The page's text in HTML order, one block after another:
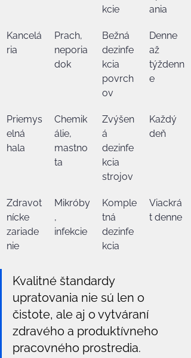
kcie
ania
Kancelá
ria
Prach,
neporia
dok
Bežná
dezinfe
kcia
povrch
ov
Denne
až
týždenn
e
Priemys
elná
hala
Chemik
álie,
mastno
ta
Zvýšen
á
dezinfe
kcia
strojov
Každý
deň
Zdravot
nícke
zariade
nie
Mikróby
,
infekcie
Komple
tná
dezinfe
kcia
Viackrá
t denne
Kvalitné štandardy
upratovania nie sú len o
čistote, ale aj o vytváraní
zdravého a produktívneho
pracovného prostredia.